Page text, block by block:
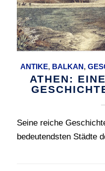
ANTIKE, BALKAN,
ATHEN:
Seine reiche
bedeutendsten Städte